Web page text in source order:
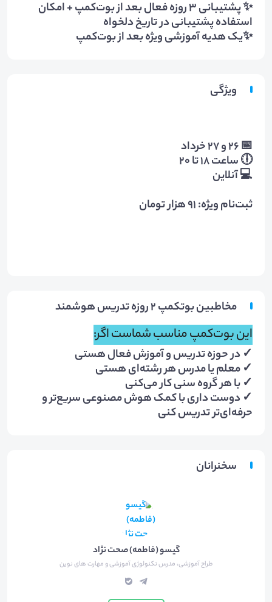
✨ پشتیبانی ۳ روزه فعال بعد از بوت‌کمپ + امکان
استفاده پشتیبانی در تاریخ دلخواه
✨یک هدیه آموزشی ویژه بعد از بوت‌کمپ
ویژگی
📅 ۲۶ و ۲۷ خرداد
🕕 ساعت ۱۸ تا ۲۰
💻 آنلاین
ثبت‌نام ویژه: ۹۱ هزار تومان
مخاطبین بوتکمپ ۲ روزه تدریس هوشمند
این بوت‌کمپ مناسب شماست اگر:
✓ در حوزه تدریس و آموزش فعال هستی
✓ معلم یا مدرس هر رشته‌ای هستی
✓ با هر گروه سنی کار می‌کنی
✓ دوست داری با کمک هوش مصنوعی سریع‌تر و
حرفه‌ای‌تر تدریس کنی
سخنرانان
گیسو (فاطمه) صحت نژاد
طراح آموزشی، مدرس تکنولوژی آموزشی و مهارت های نوین